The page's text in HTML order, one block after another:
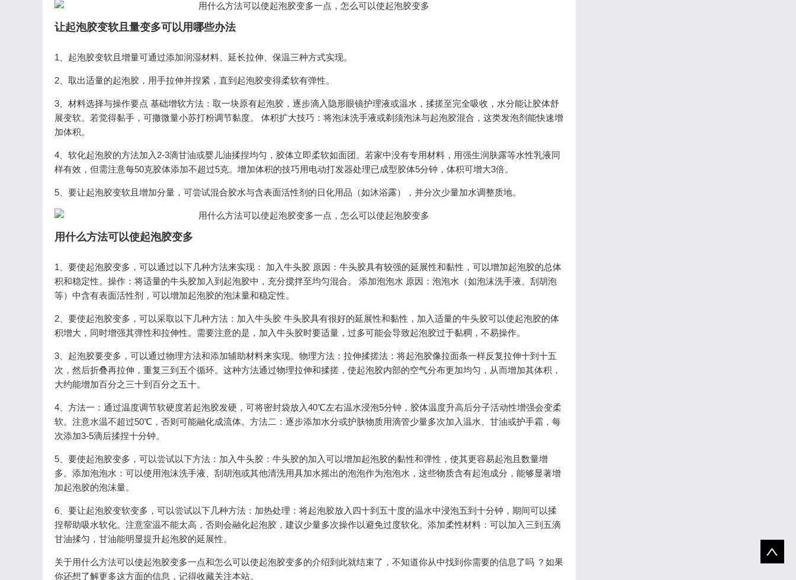
让起泡胶变软且量变多可以用哪些办法
1、起泡胶变软且增量可通过添加润湿材料、延长拉伸、保温三种方式实现。
2、取出适量的起泡胶，用手拉伸并捏紧，直到起泡胶变得柔软有弹性。
3、材料选择与操作要点 基础增软方法：取一块原有起泡胶，逐步滴入隐形眼镜护理液或温水，揉搓至完全吸收，水分能让胶体舒
展变软。若觉得黏手，可撒微量小苏打粉调节黏度。 体积扩大技巧：将泡沫洗手液或剃须泡沫与起泡胶混合，这类发泡剂能快速增
加体积。
4、软化起泡胶的方法加入2-3滴甘油或婴儿油揉捏均匀，胶体立即柔软如面团。若家中没有专用材料，用强生润肤露等水性乳液同
样有效，但需注意每50克胶体添加不超过5克。增加体积的技巧用电动打发器处理已成型胶体5分钟，体积可增大3倍。
5、要让起泡胶变软且增加分量，可尝试混合胶水与含表面活性剂的日化用品（如沐浴露），并分次少量加水调整质地。
用什么方法可以使起泡胶变多
1、要使起泡胶变多，可以通过以下几种方法来实现： 加入牛头胶 原因：牛头胶具有较强的延展性和黏性，可以增加起泡胶的总体
积和稳定性。操作：将适量的牛头胶加入到起泡胶中，充分搅拌至均匀混合。 添加泡泡水 原因：泡泡水（如泡沫洗手液、刮胡泡
等）中含有表面活性剂，可以增加起泡胶的泡沫量和稳定性。
2、要使起泡胶变多，可以采取以下几种方法：加入牛头胶 牛头胶具有很好的延展性和黏性，加入适量的牛头胶可以使起泡胶的体
积增大，同时增强其弹性和拉伸性。需要注意的是，加入牛头胶时要适量，过多可能会导致起泡胶过于黏稠，不易操作。
3、起泡胶要变多，可以通过物理方法和添加辅助材料来实现。物理方法：拉伸揉搓法：将起泡胶像拉面条一样反复拉伸十到十五
次，然后折叠再拉伸，重复三到五个循环。这种方法通过物理拉伸和揉搓，使起泡胶内部的空气分布更加均匀，从而增加其体积，
大约能增加百分之三十到百分之五十。
4、方法一：通过温度调节软硬度若起泡胶发硬，可将密封袋放入40℃左右温水浸泡5分钟，胶体温度升高后分子活动性增强会变柔
软。注意水温不超过50℃，否则可能融化成流体。方法二：逐步添加水分或护肤物质用滴管少量多次加入温水、甘油或护手霜，每
次添加3-5滴后揉捏十分钟。
5、要使起泡胶变多，可以尝试以下方法：加入牛头胶：牛头胶的加入可以增加起泡胶的黏性和弹性，使其更容易起泡且数量增
多。添加泡泡水：可以使用泡沫洗手液、刮胡泡或其他清洗用具加水摇出的泡泡作为泡泡水，这些物质含有起泡成分，能够显著增
加起泡胶的泡沫量。
6、要让起泡胶变软变多，可以尝试以下几种方法：加热处理：将起泡胶放入四十到五十度的温水中浸泡五到十分钟，期间可以揉
捏帮助吸水软化。注意室温不能太高，否则会融化起泡胶，建议少量多次操作以避免过度软化。添加柔性材料：可以加入三到五滴
甘油揉匀，甘油能明显提升起泡胶的延展性。
关于用什么方法可以使起泡胶变多一点和怎么可以使起泡胶变多的介绍到此就结束了，不知道你从中找到你需要的信息了吗 ？如果
你还想了解更多这方面的信息，记得收藏关注本站。